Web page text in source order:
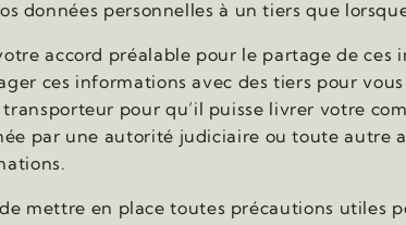
données personnelles à un tiers que
accord préalable pour le partage de ces
ces informations avec des tiers pour
pour qu’il puisse livrer votre
par une autorité judiciaire ou toute
de mettre en place toutes précautions utiles